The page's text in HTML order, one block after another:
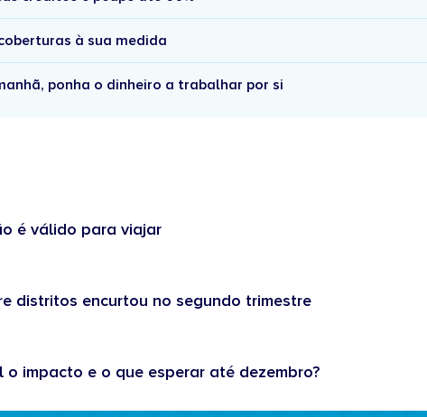
à sua medida
ponha o dinheiro a trabalhar por si
é válido para viajar
distritos encurtou no segundo trimestre
impacto e o que esperar até dezembro?